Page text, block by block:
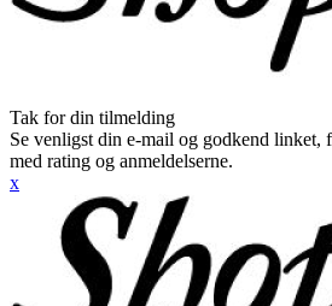
Tak for din tilmelding
Se venligst din e-mail og godkend linket,
med rating og anmeldelserne.
x